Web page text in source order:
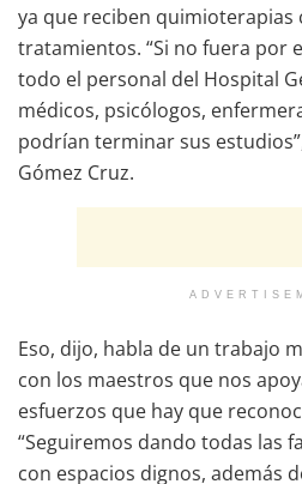
ya que reciben quimioterapias
tratamientos. “Si no fuera por
todo el personal del Hospital
médicos, psicólogos,
podrían terminar sus
Gómez Cruz.
Eso, dijo, habla de un trabajo
con los maestros que nos
esfuerzos que hay que
“Seguiremos dando todas las
con espacios dignos, además